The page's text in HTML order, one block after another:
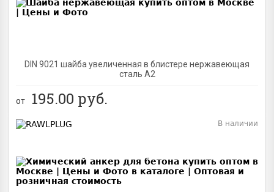
DIN 9021 шайба увеличенная в блистере нержавеющая
сталь A2
от 195.00 руб.
В наличии